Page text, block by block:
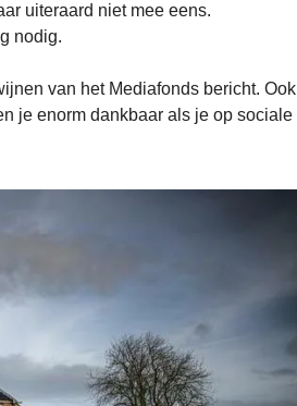
uiteraard niet mee eens.
nodig.
van het Mediafonds bericht. Ook
je enorm dankbaar als je op sociale